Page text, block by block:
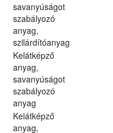
savanyúságot
szabályozó
anyag,
szilárdítóanyag
Kelátképző
anyag,
savanyúságot
szabályozó
anyag
Kelátképző
anyag,